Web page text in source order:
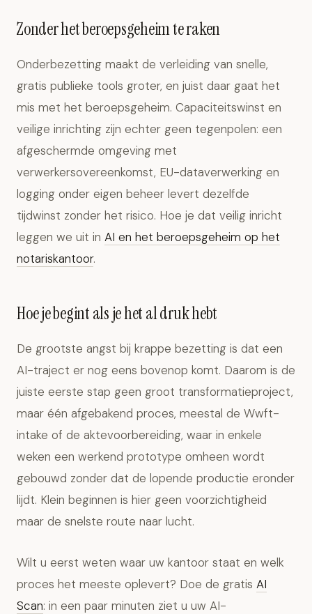
Zonder het beroepsgeheim te raken
Onderbezetting maakt de verleiding van snelle,
gratis publieke tools groter, en juist daar gaat het
mis met het beroepsgeheim. Capaciteitswinst en
veilige inrichting zijn echter geen tegenpolen: een
afgeschermde omgeving met
verwerkersovereenkomst, EU-dataverwerking en
logging onder eigen beheer levert dezelfde
tijdwinst zonder het risico. Hoe je dat veilig inricht
leggen we uit in AI en het beroepsgeheim op het
notariskantoor.
Hoe je begint als je het al druk hebt
De grootste angst bij krappe bezetting is dat een
AI-traject er nog eens bovenop komt. Daarom is de
juiste eerste stap geen groot transformatieproject,
maar één afgebakend proces, meestal de Wwft-
intake of de aktevoorbereiding, waar in enkele
weken een werkend prototype omheen wordt
gebouwd zonder dat de lopende productie eronder
lijdt. Klein beginnen is hier geen voorzichtigheid
maar de snelste route naar lucht.
Wilt u eerst weten waar uw kantoor staat en welk
proces het meeste oplevert? Doe de gratis AI
Scan: in een paar minuten ziet u uw AI-